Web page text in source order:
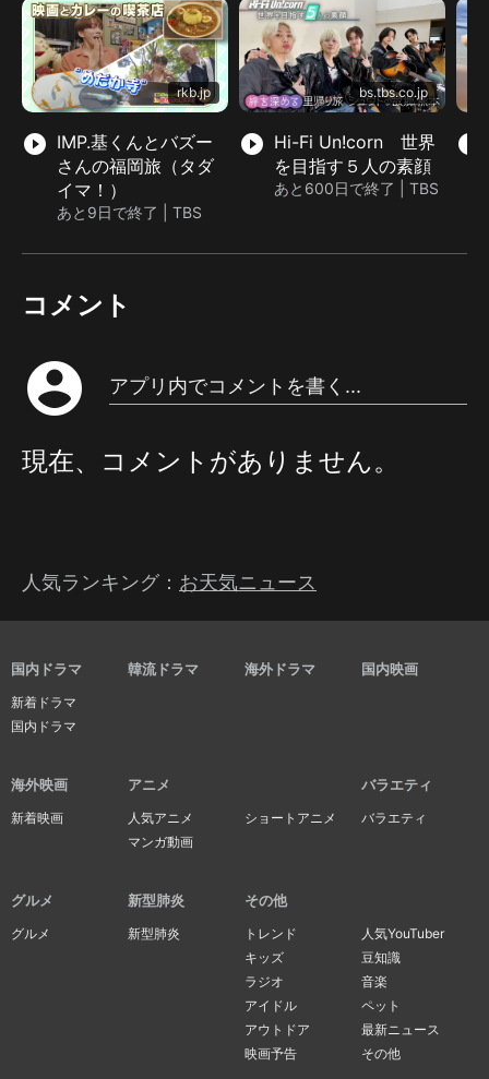
rkb.jp
play_circle_filled IMP.基くんとバズー
さんの福岡旅（タダ
イマ！）
あと9日で終了 | TBS
bs.tbs.co.jp
play_circle_filled Hi-Fi Un!corn 世界
を目指す５人の素顔
あと600日で終了 | TBS
play_circle_filled
コメント
account_circle アプリ内でコメントを書く...
現在、コメントがありません。
人気ランキング： お天気ニュース
国内ドラマ
新着ドラマ
国内ドラマ
韓流ドラマ 海外ドラマ 国内映画
海外映画
新着映画
アニメ
人気アニメ
ショートアニメ
マンガ動画
バラエティ
バラエティ
グルメ
グルメ
新型肺炎
新型肺炎
その他
トレンド
人気YouTuber
キッズ
豆知識
ラジオ
音楽
アイドル
ペット
アウトドア
最新ニュース
映画予告
その他